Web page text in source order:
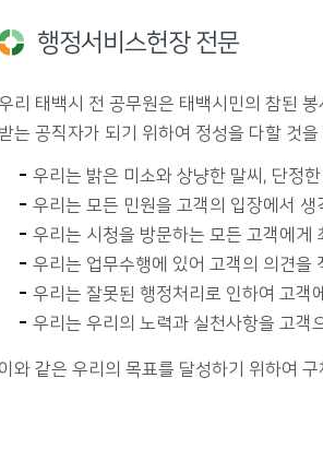
행정서비스헌장 전문
리 태백시 전 공무원은 태백시민의 참된
받는 공직자가 되기 위하여 정성을 다할 것
우리는 밝은 미소와 상냥한 말씨, 단정
우리는 모든 민원을 고객의 입장에서
우리는 시청을 방문하는 모든 고객에게
우리는 업무수행에 있어 고객의 의견을
우리는 잘못된 행정처리로 인하여 고객
우리는 우리의 노력과 실천사항을 고객
이와 같은 우리의 목표를 달성하기 위하여